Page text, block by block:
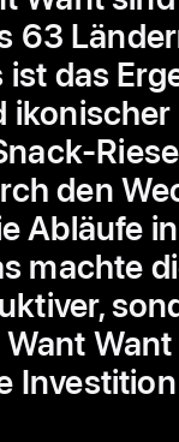
63
das
ikonischer
den
Abläufe in
machte
Want